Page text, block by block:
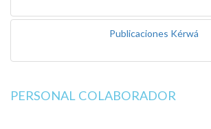
Publicaciones Kérwá
PERSONAL COLABORADOR